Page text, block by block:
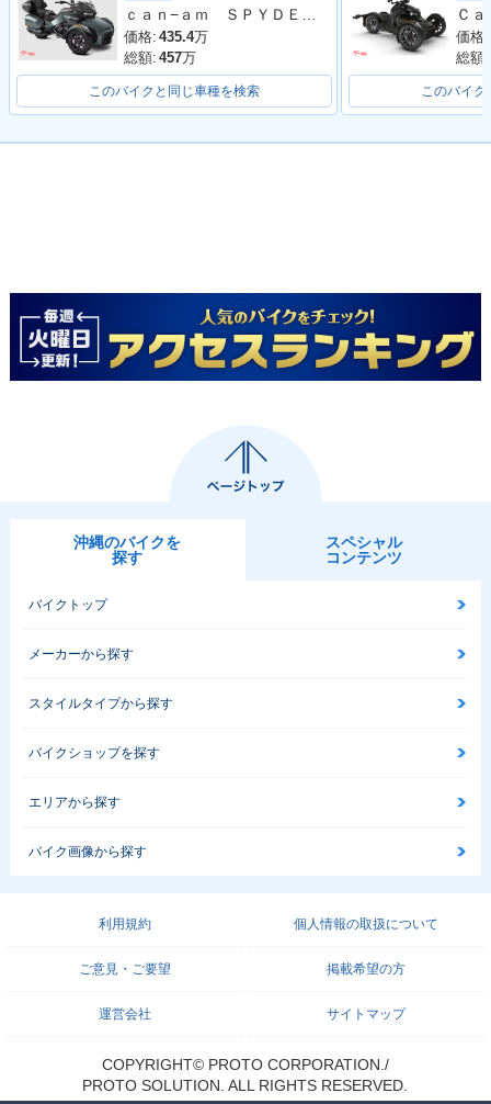
価格: 435.4万
総額: 457万
このバイクと同じ車種を検索
価格:
総額:
このバイ
沖縄のバイクを
探す
スペシャル
コンテンツ
バイクトップ
メーカーから探す
スタイルタイプから探す
バイクショップを探す
エリアから探す
バイク画像から探す
利用規約 個人情報の取扱について
ご意見・ご要望 掲載希望の方
運営会社 サイトマップ
COPYRIGHT© PROTO CORPORATION./
PROTO SOLUTION. ALL RIGHTS RESERVED.